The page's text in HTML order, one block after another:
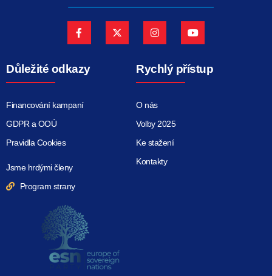
Důležité odkazy
Financování kampaní
GDPR a OOÚ
Pravidla Cookies
Jsme hrdými členy
Program strany
Rychlý přístup
O nás
Volby 2025
Ke stažení
Kontakty